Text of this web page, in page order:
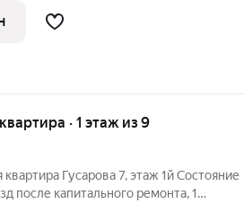
9-м этаже 9-этажного подъезда. Дом
· 1 этаж из 9
Гусарова 7, этаж 1й Состояние
после капитального ремонта, 1